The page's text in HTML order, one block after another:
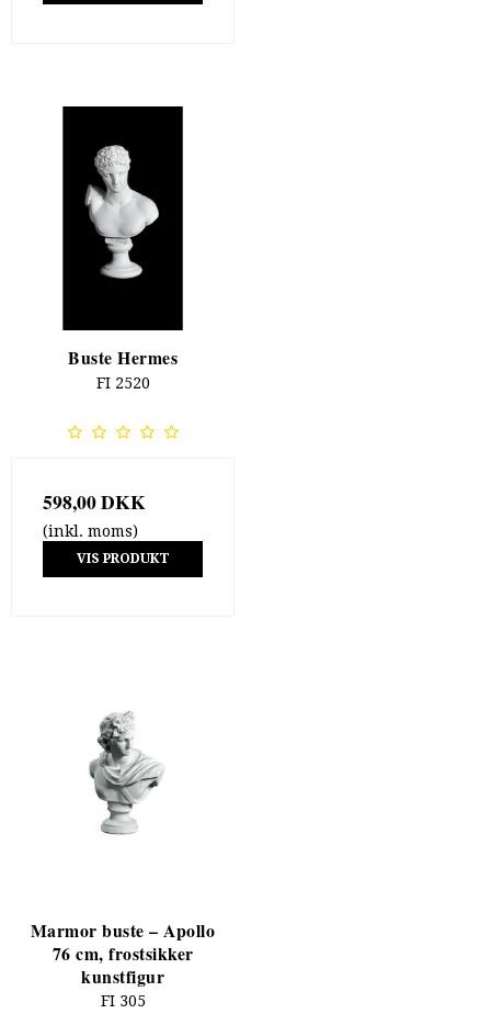
Buste Hermes
FI 2520
598,00 DKK
(inkl. moms)
VIS PRODUKT
Marmor buste – Apollo
76 cm, frostsikker
kunstfigur
FI 305